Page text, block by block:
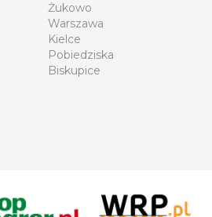
Żukowo
Warszawa
Kielce
Pobiedziska
Biskupice